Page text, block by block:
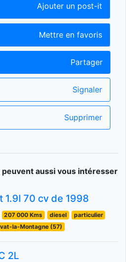
Ajouter un post-it
Mettre en favoris
Partager
Signaler
Supprimer
aussi vous intéresser
1.9l 70 cv de 1998
207 000 Kms diesel
particulier
la-Montagne (57)
2L